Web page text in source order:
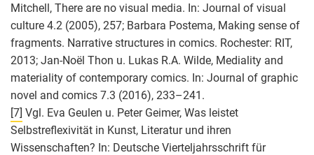
Mitchell, There are no visual media. In: Journal of visual
culture 4.2 (2005), 257; Barbara Postema, Making sense of
fragments. Narrative structures in comics. Rochester: RIT,
2013; Jan-Noël Thon u. Lukas R.A. Wilde, Mediality and
materiality of contemporary comics. In: Journal of graphic
novel and comics 7.3 (2016), 233–241.
[7] Vgl. Eva Geulen u. Peter Geimer, Was leistet
Selbstreflexivität in Kunst, Literatur und ihren
Wissenschaften? In: Deutsche Vierteljahrsschrift für